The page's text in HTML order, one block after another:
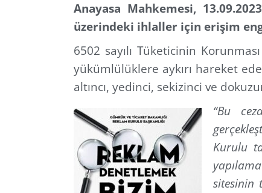
Anayasa Mahkemesi,
üzerindeki ihlaller için erişim
6502 sayılı Tüketicinin
yükümlülüklere aykırı hareket
altıncı, yedinci, sekizinci ve
“Bu
Kurulu
sitesinin